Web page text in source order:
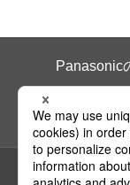
Panasonic